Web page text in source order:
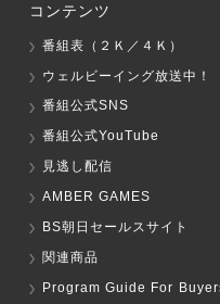
コンテンツ
番組表（２Ｋ／４Ｋ）
ウェルビーイング放送中！
番組公式SNS
番組公式YouTube
見逃し配信
AMBER GAMES
BS朝日セールスサイト
関連商品
Program Guide For